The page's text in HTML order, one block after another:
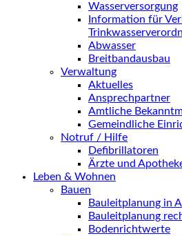
Wasserversorgung
Information für
Abwasser
Breitbandausbau
Verwaltung
Aktuelles
Ansprechpartner
Amtliche
Gemeindliche
Notruf / Hilfe
Defibrillatoren
Ärzte und
Leben & Wohnen
Bauen
Bauleitplanung in
Bauleitplanung
Bodenrichtwerte